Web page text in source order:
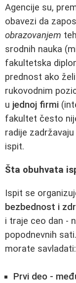
Agencije su,
obavezi da
obrazovanjem
srodnih nauka
fakultetska
prednost ako
rukovodnim
u jednoj firmi
fakultet često
radije
ispit.
Šta obuhvata
Ispit se
bezbednost i
i traje ceo dan -
popodnevnih
morate savladati:
Prvi deo -